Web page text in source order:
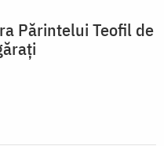
Părintelui Teofil de